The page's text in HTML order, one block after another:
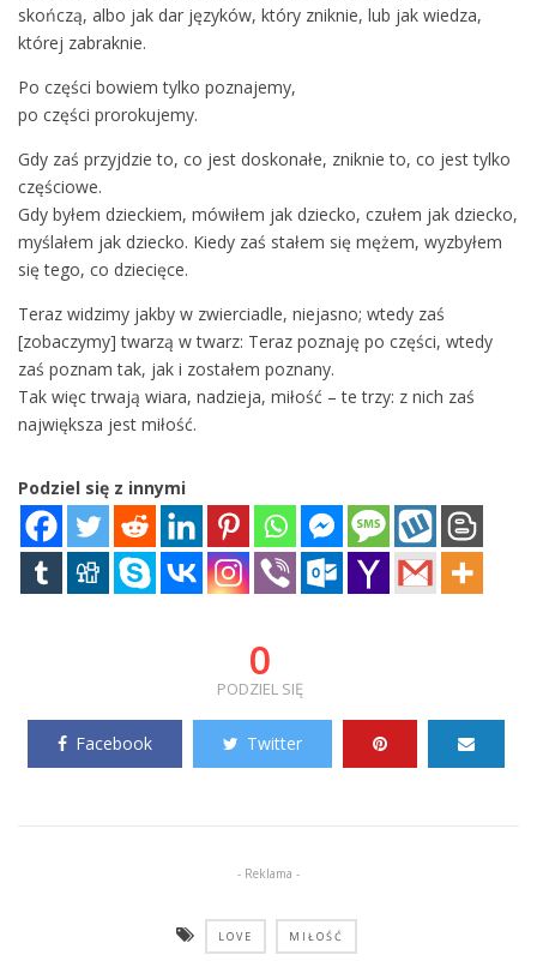
skończą, albo jak dar języków, który zniknie, lub jak wiedza,
której zabraknie.
Po części bowiem tylko poznajemy,
po części prorokujemy.
Gdy zaś przyjdzie to, co jest doskonałe, zniknie to, co jest tylko
częściowe.
Gdy byłem dzieckiem, mówiłem jak dziecko, czułem jak dziecko,
myślałem jak dziecko. Kiedy zaś stałem się mężem, wyzbyłem
się tego, co dziecięce.
Teraz widzimy jakby w zwierciadle, niejasno; wtedy zaś
[zobaczymy] twarzą w twarz: Teraz poznaję po części, wtedy
zaś poznam tak, jak i zostałem poznany.
Tak więc trwają wiara, nadzieja, miłość – te trzy: z nich zaś
największa jest miłość.
Podziel się z innymi
0
PODZIEL SIĘ
Facebook Twitter
- Reklama -
LOVE MIŁOŚĆ